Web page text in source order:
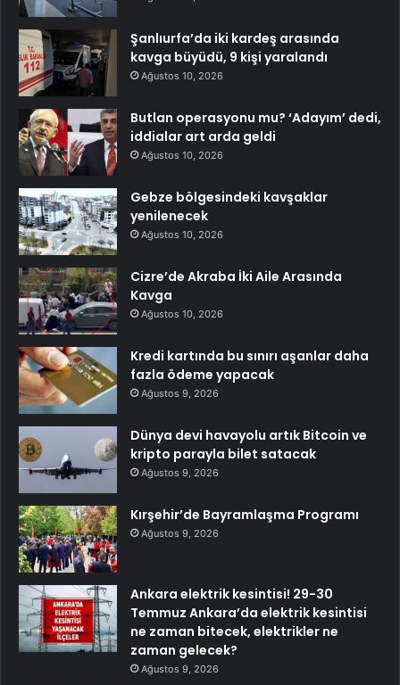
Şanlıurfa’da iki kardeş arasında
kavga büyüdü, 9 kişi yaralandı
Ağustos 10, 2026
Butlan operasyonu mu? ‘Adayım’ dedi,
iddialar art arda geldi
Ağustos 10, 2026
Gebze bölgesindeki kavşaklar
yenilenecek
Ağustos 10, 2026
Cizre’de Akraba İki Aile Arasında
Kavga
Ağustos 10, 2026
Kredi kartında bu sınırı aşanlar daha
fazla ödeme yapacak
Ağustos 9, 2026
Dünya devi havayolu artık Bitcoin ve
kripto parayla bilet satacak
Ağustos 9, 2026
Kırşehir’de Bayramlaşma Programı
Ağustos 9, 2026
Ankara elektrik kesintisi! 29-30
Temmuz Ankara’da elektrik kesintisi
ne zaman bitecek, elektrikler ne
zaman gelecek?
Ağustos 9, 2026